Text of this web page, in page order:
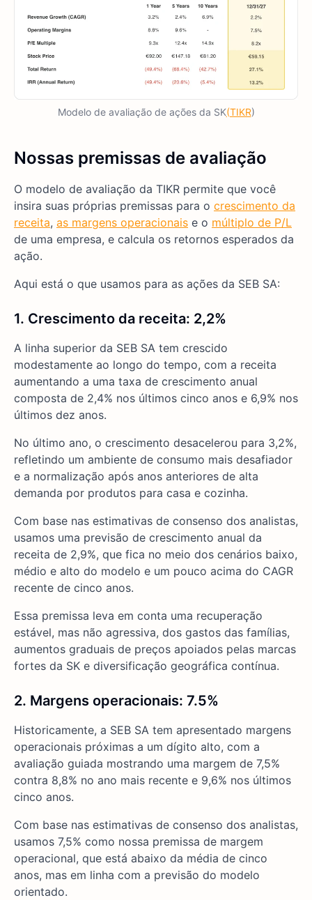
Modelo de avaliação de ações da SK(TIKR)
Nossas premissas de avaliação
O modelo de avaliação da TIKR permite que você
insira suas próprias premissas para o crescimento da
receita, as margens operacionais e o múltiplo de P/L
de uma empresa, e calcula os retornos esperados da
ação.
Aqui está o que usamos para as ações da SEB SA:
1. Crescimento da receita: 2,2%
A linha superior da SEB SA tem crescido
modestamente ao longo do tempo, com a receita
aumentando a uma taxa de crescimento anual
composta de 2,4% nos últimos cinco anos e 6,9% nos
últimos dez anos.
No último ano, o crescimento desacelerou para 3,2%,
refletindo um ambiente de consumo mais desafiador
e a normalização após anos anteriores de alta
demanda por produtos para casa e cozinha.
Com base nas estimativas de consenso dos analistas,
usamos uma previsão de crescimento anual da
receita de 2,9%, que fica no meio dos cenários baixo,
médio e alto do modelo e um pouco acima do CAGR
recente de cinco anos.
Essa premissa leva em conta uma recuperação
estável, mas não agressiva, dos gastos das famílias,
aumentos graduais de preços apoiados pelas marcas
fortes da SK e diversificação geográfica contínua.
2. Margens operacionais: 7.5%
Historicamente, a SEB SA tem apresentado margens
operacionais próximas a um dígito alto, com a
avaliação guiada mostrando uma margem de 7,5%
contra 8,8% no ano mais recente e 9,6% nos últimos
cinco anos.
Com base nas estimativas de consenso dos analistas,
usamos 7,5% como nossa premissa de margem
operacional, que está abaixo da média de cinco
anos, mas em linha com a previsão do modelo
orientado.